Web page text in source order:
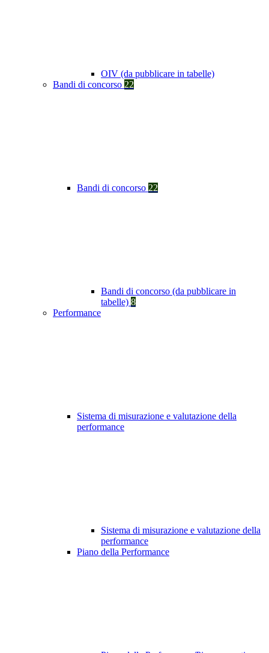
OIV (da pubblicare in tabelle)
Bandi di concorso 22
Bandi di concorso 22
Bandi di concorso (da pubblicare in
tabelle) 8
Performance
Sistema di misurazione e valutazione della
performance
Sistema di misurazione e valutazione della
performance
Piano della Performance